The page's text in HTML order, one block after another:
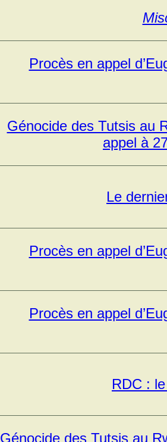
Procès en appel
Génocide des Tutsis au
appel à
Le
Procès en appel
Procès en appel
RDC :
Génocide des Tutsis au